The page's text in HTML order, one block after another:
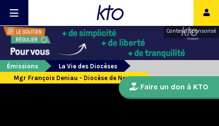
Contenu sponsorisé
Émissions
La Vie des Diocèses
Mgr François Deniau - Diocèse de Nevers
Faire un don à KTO